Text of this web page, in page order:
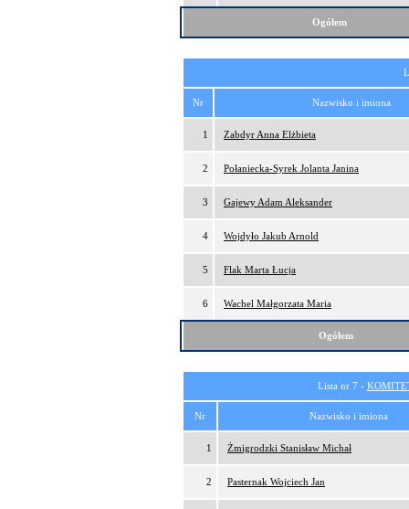
Ogółem
Nr Nazwisko i imiona
1 Zabdyr Anna Elżbieta
2 Połaniecka-Syrek Jolanta Janina
3 Gajewy Adam Aleksander
4 Wojdyło Jakub Arnold
5 Flak Marta Łucja
6 Wachel Małgorzata Maria
Ogółem
Lista nr 7 -
Nr Nazwisko i imiona
1 Żmigrodzki Stanisław Michał
2 Pasternak Wojciech Jan